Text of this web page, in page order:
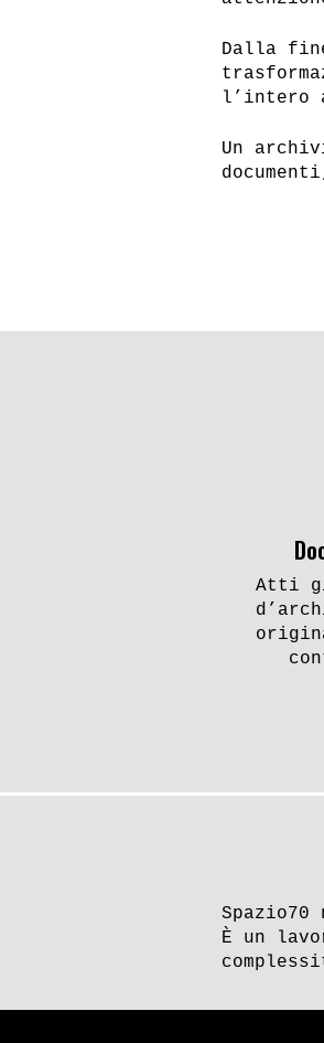
Dalla
l’intero
Un
Atti
È un